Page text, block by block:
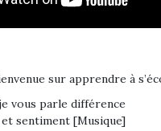
sur apprendre à
vous parle différence
sentiment [Musique]